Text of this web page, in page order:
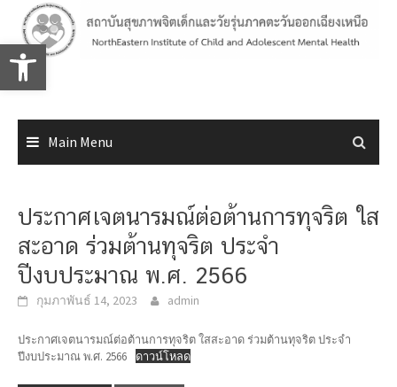
Open toolbar
content
Main Menu
ประกาศเจตนารมณ์ต่อต้านการทุจริต ใส
สะอาด ร่วมต้านทุจริต ประจำ
ปีงบประมาณ พ.ศ. 2566
กุมภาพันธ์ 14, 2023 admin
ประกาศเจตนารมณ์ต่อต้านการทุจริต ใสสะอาด ร่วมต้านทุจริต ประจำ
ปีงบประมาณ พ.ศ. 2566
ดาวน์โหลด